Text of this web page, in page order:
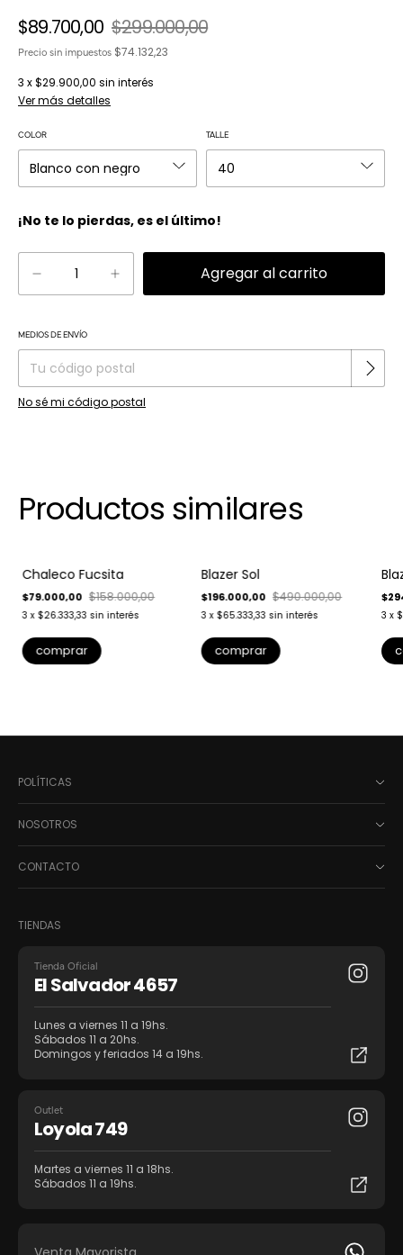
$89.700,00 $299.000,00
Precio sin impuestos $74.132,23
3 x$29.900,00 sin interés
Ver más detalles
COLOR TALLE
¡No te lo pierdas, es el último!
Entregas para el CP:
MEDIOS DE ENVÍO
No sé mi código postal
Productos similares
Envío gratis
Chaleco Fucsita
$79.000,00 $158.000,00
3 x $26.333,33 sin interés
comprar
Blazer Sol
$196.000,00 $490.000,00
3 x$65.333,33 sin interés
comprar
3 x
POLÍTICAS
NOSOTROS
CONTACTO
TIENDAS
Tienda Oficial
El Salvador 4657
Lunes a viernes 11 a 19hs.
Sábados 11 a 20hs.
Domingos y feriados 14 a 19hs.
Outlet
Loyola 749
Martes a viernes 11 a 18hs.
Sábados 11 a 19hs.